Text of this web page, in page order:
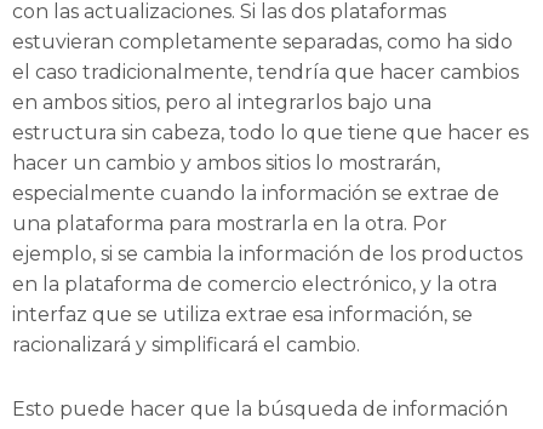
con las actualizaciones. Si las dos plataformas
estuvieran completamente separadas, como ha sido
el caso tradicionalmente, tendría que hacer cambios
en ambos sitios, pero al integrarlos bajo una
estructura sin cabeza, todo lo que tiene que hacer es
hacer un cambio y ambos sitios lo mostrarán,
especialmente cuando la información se extrae de
una plataforma para mostrarla en la otra. Por
ejemplo, si se cambia la información de los productos
en la plataforma de comercio electrónico, y la otra
interfaz que se utiliza extrae esa información, se
racionalizará y simplificará el cambio.
Esto puede hacer que la búsqueda de información